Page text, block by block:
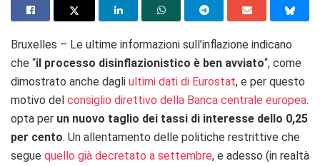
Bruxelles – Le ultime informazioni sull’inflazione indicano
che “il processo disinflazionistico è ben avviato“, come
dimostrato anche dagli ultimi dati di Eurostat, e per questo
motivo del consiglio direttivo della Banca centrale europea.
opta per un nuovo taglio dei tassi di interesse dello 0,25
per cento. Un allentamento delle politiche restrittive che
segue quello già decretato a settembre, e adesso (in realtà